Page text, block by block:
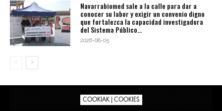
Navarrabiomed sale a la calle para dar a
conocer su labor y exigir un convenio digno
que fortalezca la capacidad investigadora
del Sistema Público...
2026-08-05
COOKIAK | COOKIES